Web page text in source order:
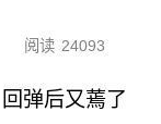
阅读 24093
弹后又蔫了